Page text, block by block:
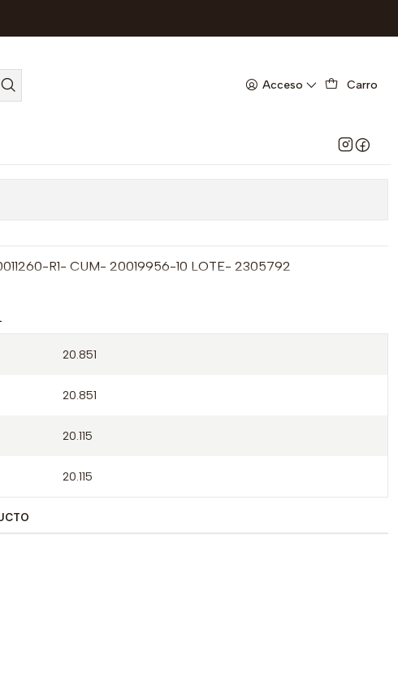
Acceso Carro
26- UBI 19-C
30 MG X 30 CAP- -
VTO ABR 26- UBI 19-C
R1- CUM- 20019956-10 LOTE- 2305792
20.851
20.851
20.115
20.115